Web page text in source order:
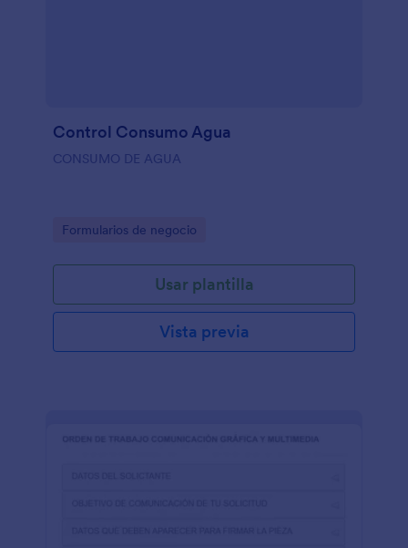
Control Consumo Agua
CONSUMO DE AGUA
Go to Category:
Formularios de negocio
Usar plantilla
Vista previa